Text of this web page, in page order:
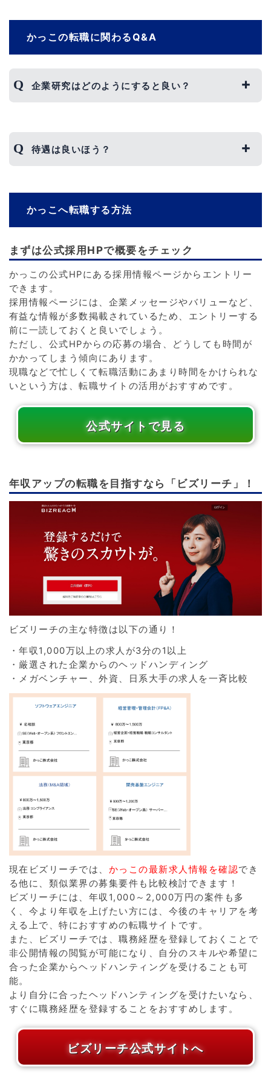
かっこの転職に関わるQ&A
企業研究はどのようにすると良い？
との違いを明確にする」ことです。
かっこをはじめ、競合他社の企業研究を行うこと
で、かっこでしか展開していないようなサービスや
う。
待遇は良いほう？
年休など、働きやすくなるような制度が充実してい
ます。
いといえるでしょう。
かっこへ転職する方法
まずは公式採用HPで概要をチェック
かっこの公式HPにある採用情報ページからエントリー
できます。
採用情報ページには、企業メッセージやバリューなど、
有益な情報が多数掲載されているため、エントリーする
前に一読しておくと良いでしょう。
ただし、公式HPからの応募の場合、どうしても時間が
かかってしまう傾向にあります。
現職などで忙しくて転職活動にあまり時間をかけられな
いという方は、転職サイトの活用がおすすめです。
公式サイトで見る
年収アップの転職を目指すなら「ビズリーチ」！
ビズリーチの主な特徴は以下の通り！
・年収1,000万以上の求人が3分の1以上
・厳選された企業からのヘッドハンディング
・メガベンチャー、外資、日系大手の求人を一斉比較
現在ビズリーチでは、 かっこの最新求人情報を確認でき
る他に、類似業界の募集要件も比較検討できます！
ビズリーチには、年収1,000～2,000万円の案件も多
く、今より年収を上げたい方には、今後のキャリアを考
える上で、特におすすめの転職サイトです。
また、ビズリーチでは、職務経歴を登録しておくことで
非公開情報の閲覧が可能になり、自分のスキルや希望に
合った企業からヘッドハンティングを受けることも可
能。
より自分に合ったヘッドハンティングを受けたいなら、
すぐに職務経歴を登録することをおすすめします。
ビズリーチ公式サイトへ